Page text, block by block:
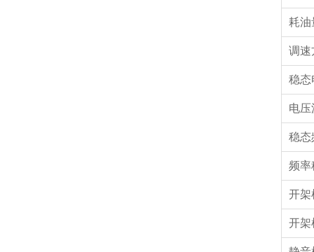
耗油
调
稳态
电压
稳态
频率
开架
开架